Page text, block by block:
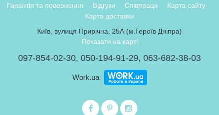
Гарантія та повернення
Відгуки Співпраця
Карта сайту
Карта доставки
Київ, вулиця Прирічна, 25А (м.Героїв Дніпра)
Показати на карті
097-854-02-30, 050-194-91-29, 063-682-38-03
Work.ua